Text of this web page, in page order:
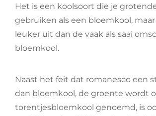
Het is een koolsoort die je
gebruiken als een bloemkool,
leuker uit dan de vaak als saai
bloemkool.
Naast het feit dat romanesco een
dan bloemkool, de groente wordt
torentjesbloemkool genoemd, is